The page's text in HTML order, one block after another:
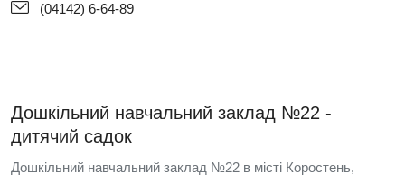
(04142) 6-64-89
Дошкільний навчальний заклад №22 -
дитячий садок
Дошкільний навчальний заклад №22 в місті Коростень,